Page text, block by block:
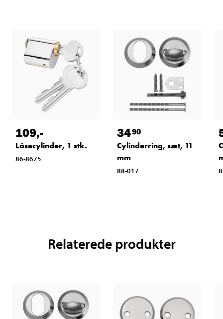
109,-
Låsecylinder, 1 stk.
86-8675
3490
Cylinderring, sæt, 11
mm
88-017
Relaterede produkter